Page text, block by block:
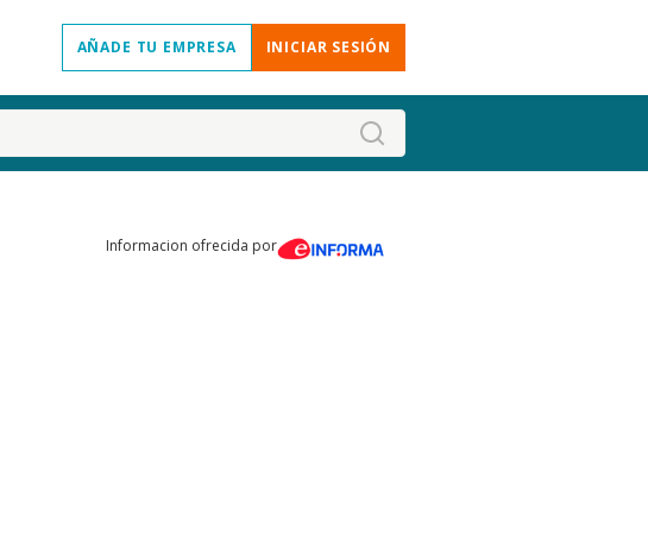
AÑADE TU EMPRESA INICIAR SESIÓN
Informacion ofrecida por